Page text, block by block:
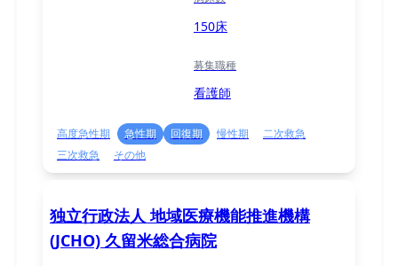
150床
募集職種
看護師
高度急性期 急性期 回復期 慢性期
二次救急
三次救急
その他
独立行政法人 地域医療機能推進機構
(JCHO) 久留米総合病院